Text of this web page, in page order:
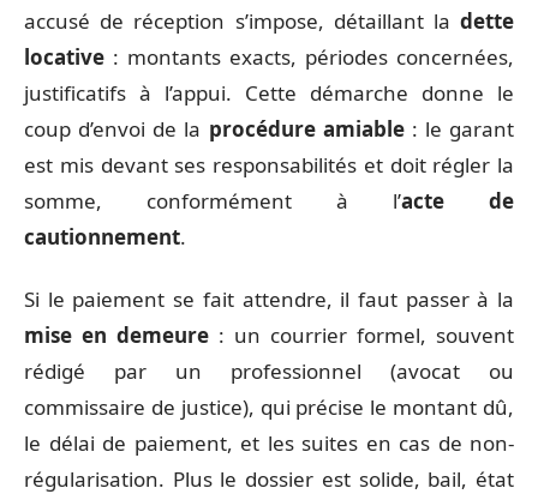
accusé de réception s’impose, détaillant la dette
locative : montants exacts, périodes concernées,
justificatifs à l’appui. Cette démarche donne le
coup d’envoi de la procédure amiable: le garant
est mis devant ses responsabilités et doit régler la
somme, conformément à l’acte de
cautionnement.
Si le paiement se fait attendre, il faut passer à la
mise en demeure : un courrier formel, souvent
rédigé par un professionnel (avocat ou
commissaire de justice), qui précise le montant dû,
le délai de paiement, et les suites en cas de non-
régularisation. Plus le dossier est solide, bail, état